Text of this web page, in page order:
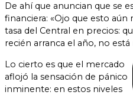
De ahí que anuncian que se
financiera: «Ojo que esto
tasa del Central en precios:
recién arranca el año, no está
Lo cierto es que el mercado
aflojó la sensación de pánico
inminente: en estos niveles